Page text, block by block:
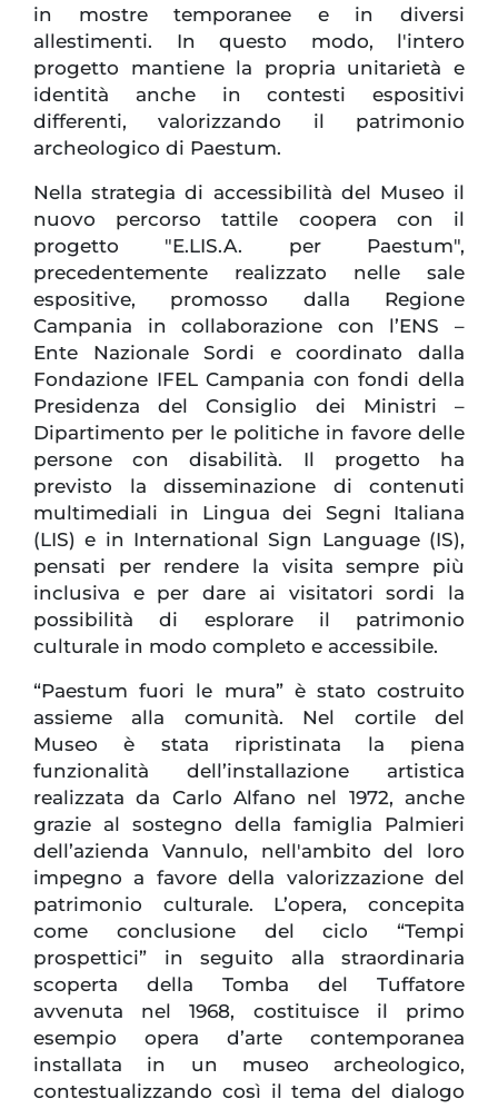
in mostre temporanee e in diversi
allestimenti. In questo modo, l'intero
progetto mantiene la propria unitarietà e
identità anche in contesti espositivi
differenti, valorizzando il patrimonio
archeologico di Paestum.
Nella strategia di accessibilità del Museo il
nuovo percorso tattile coopera con il
progetto "E.LIS.A. per Paestum",
precedentemente realizzato nelle sale
espositive, promosso dalla Regione
Campania in collaborazione con l’ENS –
Ente Nazionale Sordi e coordinato dalla
Fondazione IFEL Campania con fondi della
Presidenza del Consiglio dei Ministri –
Dipartimento per le politiche in favore delle
persone con disabilità. Il progetto ha
previsto la disseminazione di contenuti
multimediali in Lingua dei Segni Italiana
(LIS) e in International Sign Language (IS),
pensati per rendere la visita sempre più
inclusiva e per dare ai visitatori sordi la
possibilità di esplorare il patrimonio
culturale in modo completo e accessibile.
“Paestum fuori le mura” è stato costruito
assieme alla comunità. Nel cortile del
Museo è stata ripristinata la piena
funzionalità dell’installazione artistica
realizzata da Carlo Alfano nel 1972, anche
grazie al sostegno della famiglia Palmieri
dell’azienda Vannulo, nell'ambito del loro
impegno a favore della valorizzazione del
patrimonio culturale. L’opera, concepita
come conclusione del ciclo “Tempi
prospettici” in seguito alla straordinaria
scoperta della Tomba del Tuffatore
avvenuta nel 1968, costituisce il primo
esempio opera d’arte contemporanea
installata in un museo archeologico,
contestualizzando così il tema del dialogo